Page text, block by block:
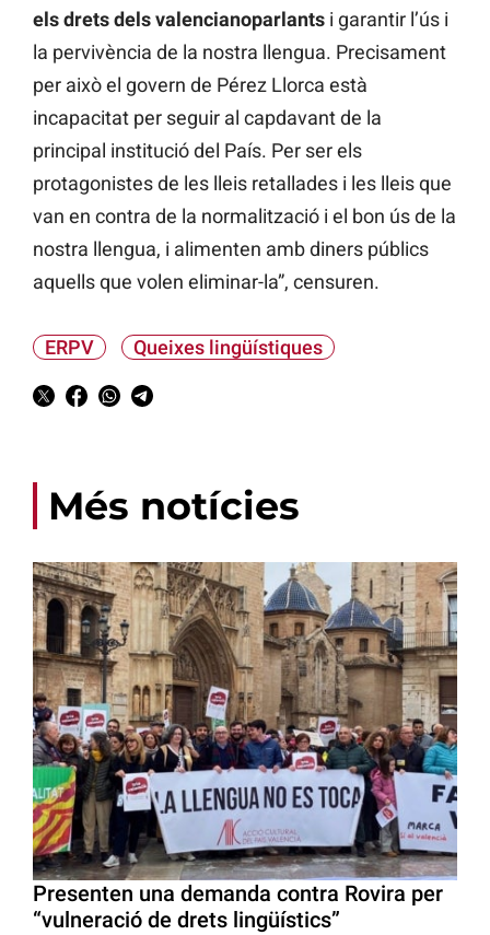
els drets dels valencianoparlants i garantir l’ús i
la pervivència de la nostra llengua. Precisament
per això el govern de Pérez Llorca està
incapacitat per seguir al capdavant de la
principal institució del País. Per ser els
protagonistes de les lleis retallades i les lleis que
van en contra de la normalització i el bon ús de la
nostra llengua, i alimenten amb diners públics
aquells que volen eliminar-la”, censuren.
ERPV Queixes lingüístiques
Més notícies
Presenten una demanda contra Rovira per
“vulneració de drets lingüístics”